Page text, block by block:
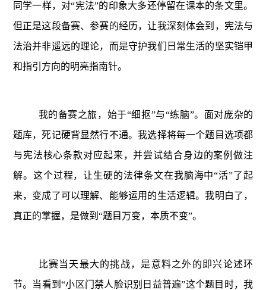
同学一样，对“宪法”的印象大多还停留在课本的条文里。
但正是这段备赛、参赛的经历，让我深刻体会到，宪法与
法治并非遥远的理论，而是守护我们日常生活的坚实铠甲
和指引方向的明亮指南针。
我的备赛之旅，始于“细抠”与“练脑”。面对庞杂的
题库，死记硬背显然行不通。我选择将每一个题目选项都
与宪法核心条款对应起来，并尝试结合身边的案例做注
解。这个过程，让生硬的法律条文在我脑海中“活”了起
来，变成了可以理解、能够运用的生活逻辑。我明白了，
真正的掌握，是做到“题目万变，本质不变”。
比赛当天最大的挑战，是意料之外的即兴论述环
节。当看到“小区门禁人脸识别日益普遍”这个题目时，我